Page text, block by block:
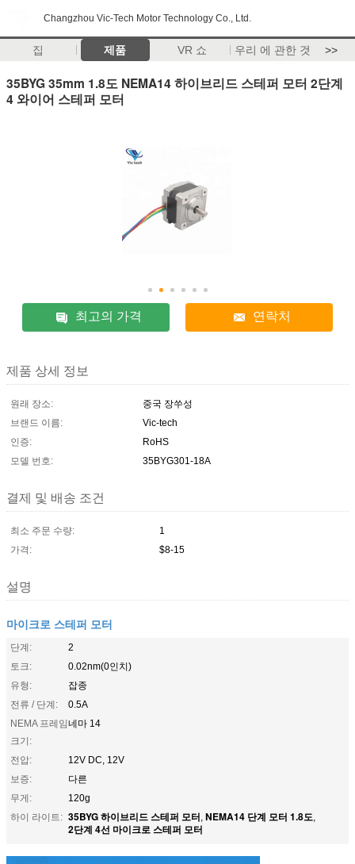
Changzhou Vic-Tech Motor Technology Co., Ltd.
집 제품 VR 쇼 우리 에 관한 것 >>
35BYG 35mm 1.8도 NEMA14 하이브리드 스테퍼 모터 2단계
4 와이어 스테퍼 모터
최고의 가격 연락처
제품 상세 정보
원래 장소:
중국 장쑤성
브랜드 이름:
Vic-tech
인증:
RoHS
모델 번호:
35BYG301-18A
결제 및 배송 조건
최소 주문 수량:
1
가격:
$8-15
설명
마이크로 스테퍼 모터
단계:
2
토크:
0.02nm(0인치)
유형:
잡종
전류 / 단계:
0.5A
NEMA 프레임
크기:
네마 14
전압:
12V DC, 12V
보증:
다른
무게:
120g
하이 라이트: 35BYG 하이브리드 스테퍼 모터, NEMA14 단계 모터 1.8도,
2단계 4선 마이크로 스테퍼 모터